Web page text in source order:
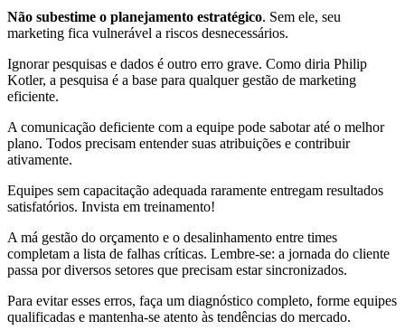
Não subestime o planejamento estratégico. Sem ele, seu
marketing fica vulnerável a riscos desnecessários.
Ignorar pesquisas e dados é outro erro grave. Como diria Philip
Kotler, a pesquisa é a base para qualquer gestão de marketing
eficiente.
A comunicação deficiente com a equipe pode sabotar até o melhor
plano. Todos precisam entender suas atribuições e contribuir
ativamente.
Equipes sem capacitação adequada raramente entregam resultados
satisfatórios. Invista em treinamento!
A má gestão do orçamento e o desalinhamento entre times
completam a lista de falhas críticas. Lembre-se: a jornada do cliente
passa por diversos setores que precisam estar sincronizados.
Para evitar esses erros, faça um diagnóstico completo, forme equipes
qualificadas e mantenha-se atento às tendências do mercado.